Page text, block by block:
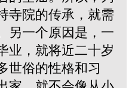
寺院的传承，就需
另一个原因是，一
业，就将近二十岁
世俗的性格和习